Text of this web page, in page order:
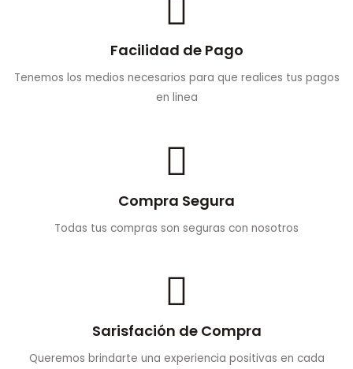
Facilidad de Pago
Tenemos los medios necesarios para que realices tus pagos
en linea
Compra Segura
Todas tus compras son seguras con nosotros
Sarisfación de Compra
Queremos brindarte una experiencia positivas en cada